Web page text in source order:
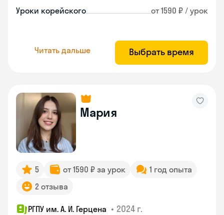
Уроки корейского от 1590 ₽ / урок
Читать дальше Выбрать время
Мария
5 от 1590 ₽ за урок
1 год опыта
2 отзыва
РГПУ им. А. И. Герцена • 2024 г.